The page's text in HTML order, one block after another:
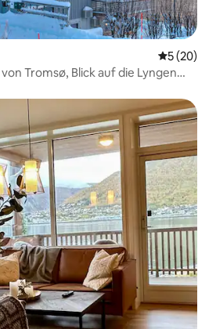
5 (20)
Tromsø, Blick auf die Lyngen